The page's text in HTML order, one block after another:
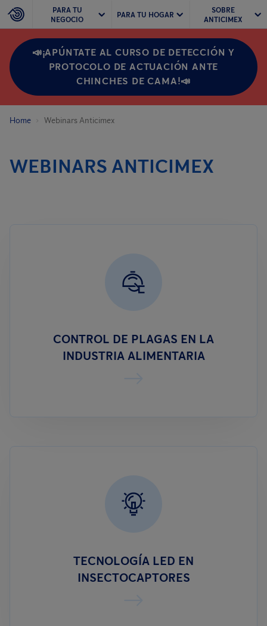
PARA TU
NEGOCIO
PARA TU HOGAR
SOBRE
ANTICIMEX
📣¡APÚNTATE AL CURSO DE DETECCIÓN Y
PROTOCOLO DE ACTUACIÓN ANTE
CHINCHES DE CAMA!📣
Home Webinars Anticimex
WEBINARS ANTICIMEX
CONTROL DE PLAGAS EN LA
INDUSTRIA ALIMENTARIA
TECNOLOGÍA LED EN
INSECTOCAPTORES